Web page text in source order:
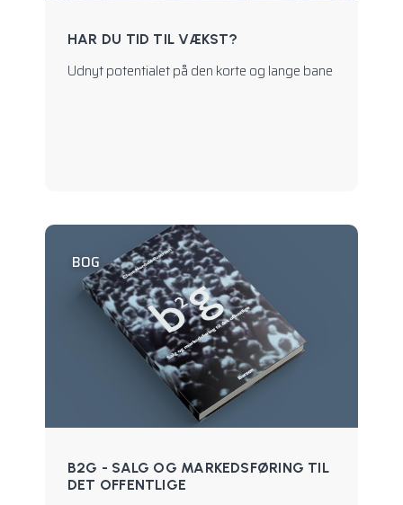
HAR DU TID TIL VÆKST?
Udnyt potentialet på den korte og lange bane
BOG
B2G - SALG OG MARKEDSFØRING TIL
DET OFFENTLIGE